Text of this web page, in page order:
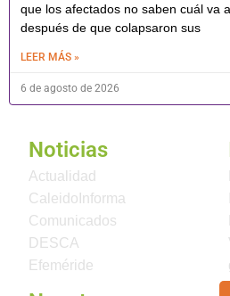
que los afectados no saben cuál va
después de que colapsaron sus
LEER MÁS »
6 de agosto de 2026
Noticias
Actualidad
CaleidoInforma
Comunicados
DESCA
Efeméride